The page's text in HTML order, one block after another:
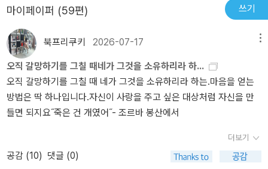
로시가!)와 이혼을 감행해 남은 인생, 둘이 행복하게 살 수 있으리란
희망을 가질 수 있을까? 어느 날, 월터가 키티에게, 키티와 찰스를 간
통죄로 고소하겠다고 선언한다. 1920년대 홍콩엔 간통죄가 있었나
보다. 월터 여보, 남자가 돼서 그러지 말고 깨끗하게 이혼해주면 안 될
까? 여태 산 정을 봐서 그 정도는 해줄 수 있는 거 아냐? 영국의 천한
부르주아의 의견은 그랬다. 월터가 픽 웃으면서, 조건을 하나 제시한
다. “타운센드 부인이 그녀의 남편과 이혼하겠다는 확답을 내게 주고,
법원으로부터 두 사람의 이혼 확정 명령이 내려지고 나서 일주일 안
로 나와 함께 가주셔야겠어. 키티가 당장 부총독 사무실로 쫓아가 아
다른 인생, 혹은 죽음.아마 painted veil이라는 제목을 인생의 베일로
바꾼 것은 두번째 의미이지 않을까. 인생의 베일을 벗고 진실을 보는..
때로, 진실은 잔인하다. 월터는 그녀가 그를 사랑하지 않는 것을 알면
서, 그녀와 결혼했다. 결국, 그녀의 두번의 배신으로 만신창이가 된다.
키티는 찰스를 진심으로 사랑하고, 그도자신을 사랑한다는 것을 의심
치 않는다.진실은 그녀는 그의 불륜상대일뿐이다. 찰스는.. 그는 인생
이 그냥 가식이다.후반부에는 많은 죽음이 나온다.콜레라가 창궐하는
그 도시에서 수녀도 죽고, 마을 사람들도 계속 죽고,병사도 죽고, 월터
도 죽는다.월터의 마지막 말은 '죽은 것은 개였어'그녀의 친구였던 워
임을안다. 의미심장하지 않을 수 없다. 키티를 메이탄푸로 데려온것
는 것들도 있다라는 것을 아버지와의 대화에서 보여준다. 눈시울이
뜨거워졌다.눈물이 책장에 떨어지고, 눈물 때문에 글자가 잘 보이지
도 않았다.나 자신도 키티처럼 아버지와 그렇게 대화를 나눠본 적이
없기 때문이다.고전들이 현대에서 사랑을 받는 이유는 시대가 변해도
인간이 가지고 있는 가장 약한 부분을 밖으로 끄집어 내고 있기 때문
이 아닐까한다. 사람들이 겪는 갈등들은 감정에 기초하고, 그 감정들
은 현대에도 그리고 미래에도 인류가 존재하는 한 사라질 수 없기 때
문에…그리고 인류는 좀더 현명해지기를 원하므로….
마이페이퍼 (59편) 쓰기
북프리쿠키 2026-07-17
오직 갈망하기를 그칠 때네가 그것을 소유하리라 하...
오직 갈망하기를 그칠 때 네가 그것을 소유하리라 하는.마음을 얻는
방법은 딱 하나입니다.자신이 사랑을 주고 싶은 대상처럼 자신을 만
들면 되지요˝죽은 건 개였어˝- 조르바 봉산에서
더보기
공감 (10) 댓글 (0)